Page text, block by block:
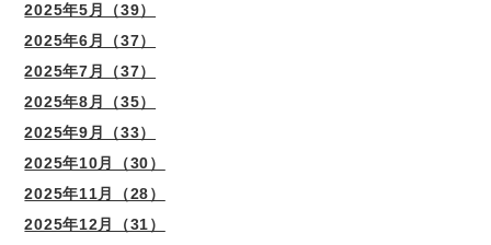
2025年5月（39）
2025年6月（37）
2025年7月（37）
2025年8月（35）
2025年9月（33）
2025年10月（30）
2025年11月（28）
2025年12月（31）